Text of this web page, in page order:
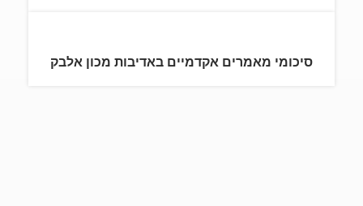
סיכומי מאמרים אקדמיים באדיבות מכון אלבק